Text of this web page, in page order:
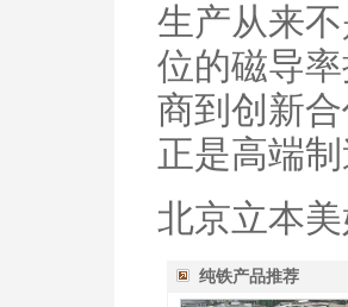
生产从来
位的磁导
商到创新
正是高端
北京立本
纯铁产品推荐